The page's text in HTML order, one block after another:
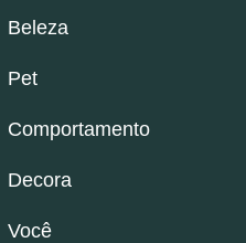
Beleza
Pet
Comportamento
Decora
Você